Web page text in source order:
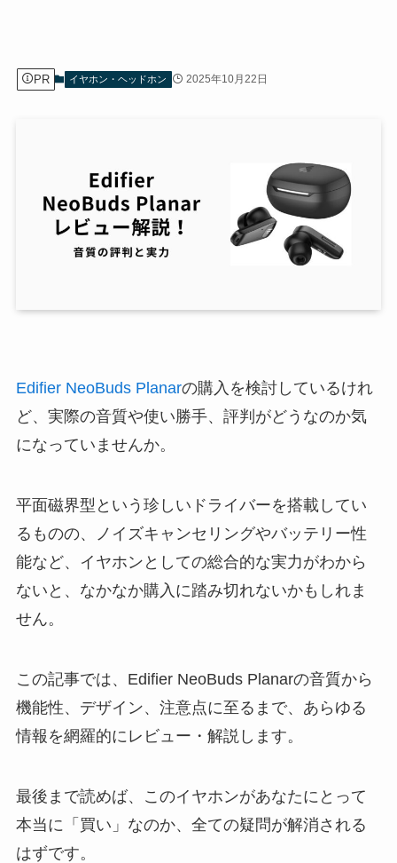
PR イヤホン・ヘッドホン 2025年10月22日
Edifier NeoBuds Planarの購入を検討しているけれ
ど、実際の音質や使い勝手、評判がどうなのか気
になっていませんか。
平面磁界型という珍しいドライバーを搭載してい
るものの、ノイズキャンセリングやバッテリー性
能など、イヤホンとしての総合的な実力がわから
ないと、なかなか購入に踏み切れないかもしれま
せん。
この記事では、Edifier NeoBuds Planarの音質から
機能性、デザイン、注意点に至るまで、あらゆる
情報を網羅的にレビュー・解説します。
最後まで読めば、このイヤホンがあなたにとって
本当に「買い」なのか、全ての疑問が解消される
はずです。